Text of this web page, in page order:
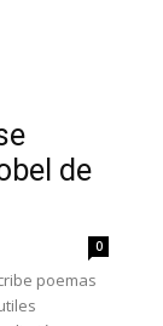
de
0
poemas